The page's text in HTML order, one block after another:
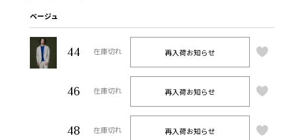
ベージュ
44 在庫切れ 再入荷お知らせ
46 在庫切れ 再入荷お知らせ
48 在庫切れ 再入荷お知らせ